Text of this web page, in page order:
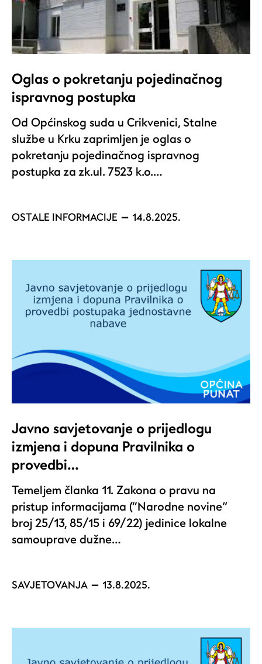
Oglas o pokretanju pojedinačnog
ispravnog postupka
Od Općinskog suda u Crikvenici, Stalne
službe u Krku zaprimljen je oglas o
pokretanju pojedinačnog ispravnog
postupka za zk.ul. 7523 k.o.…
OSTALE INFORMACIJE 14.8.2025.
Javno savjetovanje o prijedlogu
izmjena i dopuna Pravilnika o
provedbi…
Temeljem članka 11. Zakona o pravu na
pristup informacijama (“Narodne novine”
broj 25/13, 85/15 i 69/22) jedinice lokalne
samouprave dužne…
SAVJETOVANJA 13.8.2025.